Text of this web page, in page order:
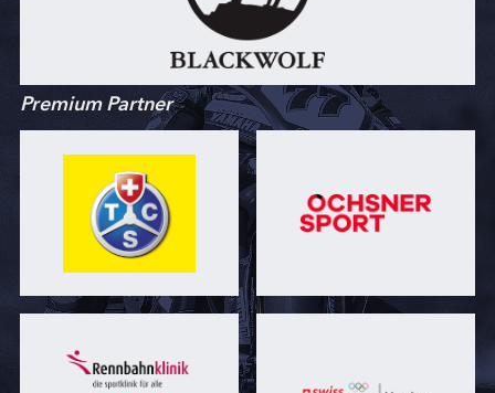
Premium Partner